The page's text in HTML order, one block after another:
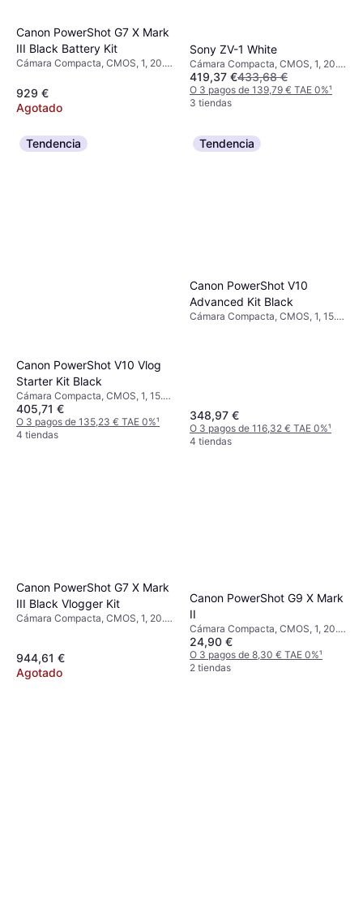
Canon PowerShot G7 X Mark
III Black Battery Kit
Cámara Compacta, CMOS, 1, 20.1
Drive, PictBridge, 304g
929 €
Agotado
Sony ZV-1 White
Cámara Compacta, CMOS, 1, 20.1
MP, Face Detection, Continuous
Drive, 294g
419,37 €433,68 €
O 3 pagos de 139,79 € TAE 0%¹
3 tiendas
Tendencia
Canon PowerShot V10 Vlog
Starter Kit Black
Cámara Compacta, CMOS, 1, 15.2
MP, Face Detection, Continuous
Drive, 211g
405,71 €
O 3 pagos de 135,23 € TAE 0%¹
4 tiendas
Tendencia
Canon PowerShot V10
Advanced Kit Black
Cámara Compacta, CMOS, 1, 15.2
348,97 €
O 3 pagos de 116,32 € TAE 0%¹
4 tiendas
Canon PowerShot G7 X Mark
III Black Vlogger Kit
Cámara Compacta, CMOS, 1, 20.1
944,61 €
Agotado
Canon PowerShot G9 X Mark
II
Cámara Compacta, CMOS, 1, 20.1
MP, Face Detection, Continuous
Drive, 206g
24,90 €
O 3 pagos de 8,30 € TAE 0%¹
2 tiendas